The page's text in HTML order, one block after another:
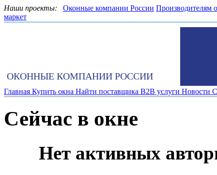
Наши проекты: Оконные компании России Производителям
маркет
ОКОННЫЕ КОМПАНИИ РОССИИ
Главная Купить окна Найти поставщика B2B услуги Новости
Сейчас в окне
Нет активных